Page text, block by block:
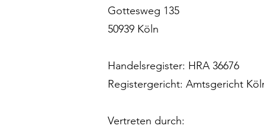
Gottesweg 135
50939 Köln
Handelsregister: HRA 36676
Registergericht: Amtsgericht
Vertreten durch: